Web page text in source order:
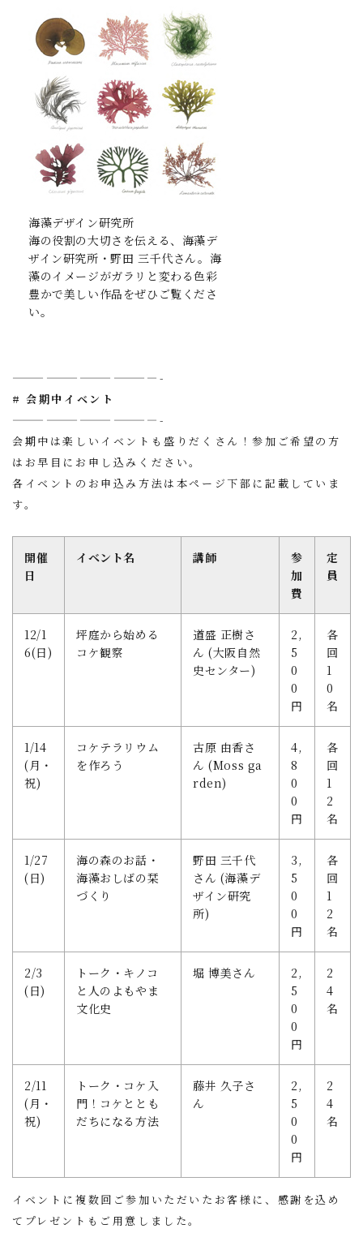
海藻デザイン研究所
海の役割の大切さを伝える、海藻デ
ザイン研究所・野田 三千代さん。海
藻のイメージがガラリと変わる色彩
豊かで美しい作品をぜひご覧くださ
い。
—————————————-
# 会期中イベント
—————————————-
会期中は楽しいイベントも盛りだくさん！参加ご希望の方
はお早目にお申し込みください。
各イベントのお申込み方法は本ページ下部 に記載していま
す。
開催
日
イベント名 講師
参
加
費
定
員
12/1
6(日)
坪庭から始める
コケ観察
道盛 正樹さ
ん (大阪自然
史センター)
2,
5
0
0
円
各
回
1
0
名
1/14
(月・
祝)
コケテラリウム
を作ろう
古原 由香さ
ん (Moss ga
rden)
4,
8
0
0
円
各
回
1
2
名
1/27
(日)
海の森のお話・
海藻おしばの栞
づくり
野田 三千代
さん (海藻デ
ザイン研究
所)
3,
5
0
0
円
各
回
1
2
名
2/3
(日)
トーク・キノコ
と人のよもやま
文化史
堀 博美さん
2,
5
0
0
円
2
4
名
2/11
(月・
祝)
トーク・コケ入
門！コケととも
だちになる方法
藤井 久子さ
ん
2,
5
0
0
円
2
4
名
イベントに複数回ご参加いただいたお客様に、感謝を込め
てプレゼントもご用意しました。